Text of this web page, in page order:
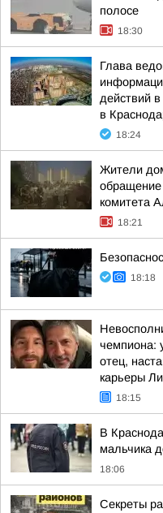
полосе
18:30
Глава
действий
в
18:24
Жители
обращение
комитета
18:21
18:18
чемпиона:
отец,
карьеры
18:15
В
мальчика
18:06
Секреты